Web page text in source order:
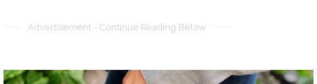
Advertisement - Continue Reading Below